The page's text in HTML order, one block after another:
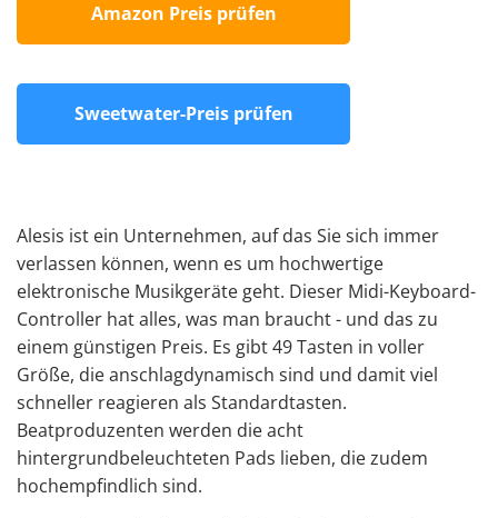
Amazon Preis prüfen
Sweetwater-Preis prüfen
Alesis ist ein Unternehmen, auf das Sie sich immer
verlassen können, wenn es um hochwertige
elektronische Musikgeräte geht. Dieser Midi-Keyboard-
Controller hat alles, was man braucht - und das zu
einem günstigen Preis. Es gibt 49 Tasten in voller
Größe, die anschlagdynamisch sind und damit viel
schneller reagieren als Standardtasten.
Beatproduzenten werden die acht
hintergrundbeleuchteten Pads lieben, die zudem
hochempfindlich sind.